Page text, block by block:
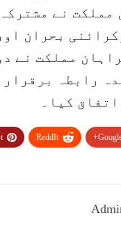
نے
بحران
مملکت نے
رابطہ
کیا۔
ReddIt